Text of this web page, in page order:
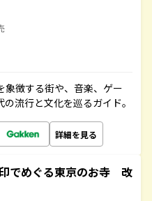
象徴する街や、音楽、ゲー
流行と文化を巡るガイド。
詳細を見る
でめぐる東京のお寺 改